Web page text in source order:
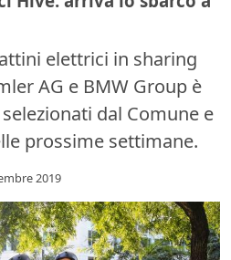
elettrici in sharing
AG e BMW Group è
dal Comune e
prossime settimane.
2019